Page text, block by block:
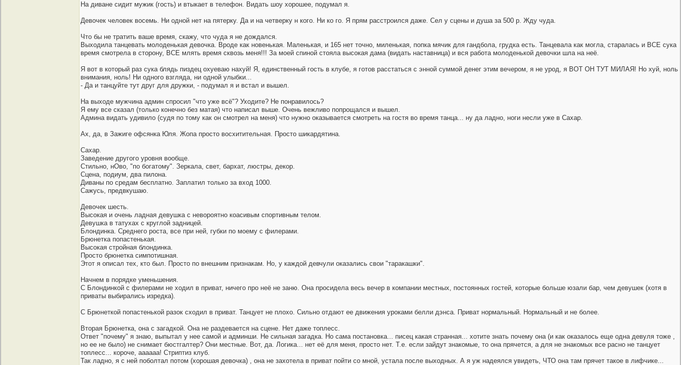
На диване сидит мужик (гость) и втыкает в телефон. Видать шоу хорошее, подумал я.
Девочек человек восемь. Ни одной нет на пятерку. Да и на четверку н кого. Ни ко го. Я прям расстроился даже. Сел у сцены и душа за 500 р. Жду чуда.
Что бы не тратить ваше время, скажу, что чуда я не дождался.
Выходила танцевать молоденькая девочка. Вроде как новенькая. Маленькая, и 165 нет точно, миленькая, попка мячик для гандбола, грудка есть. Танцевала как могла, старалась и ВСЕ сука
время смотрела в сторону, ВСЕ млять время сквозь меня!!! За моей спиной стояла высокая дама (видать наставница) и вся работа молоденькой девочки шла на неё.
Я вот в который раз сука блядь пиздец охуеваю нахуй! Я, единственный гость в клубе, я готов расстаться с энной суммой денег этим вечером, я не урод, я ВОТ ОН ТУТ МИЛАЯ! Но хуй, ноль
внимания, ноль! Ни одного взгляда, ни одной улыбки...
- Да и танцуйте тут друг для дружки, - подумал я и встал и вышел.
На выходе мужчина админ спросил "что уже всё"? Уходите? Не понравилось?
Я ему все сказал (только конечно без матая) что написал выше. Очень вежливо попрощался и вышел.
Админа видать удивило (судя по тому как он смотрел на меня) что нужно оказывается смотреть на гостя во время танца... ну да ладно, ноги несли уже в Сахар.
Ах, да, в Зажиге офсянка Юля. Жопа просто восхитительная. Просто шикардятина.
Сахар.
Заведение другого уровня вообще.
Стильно, нОво, "по богатому". Зеркала, свет, бархат, люстры, декор.
Сцена, подиум, два пилона.
Диваны по средам бесплатно. Заплатил только за вход 1000.
Сажусь, предвкушаю.
Девочек шесть.
Высокая и очень ладная девушка с невороятно коасивым спортивным телом.
Девушка в татухах с круглой задницей.
Блондинка. Среднего роста, все при ней, губки по моему с филерами.
Брюнетка попастенькая.
Высокая стройная блондинка.
Просто брюнетка симпотишная.
Этот я описал тех, кто был. Просто по внешним признакам. Но, у каждой девчули оказались свои "таракашки".
Начнем в порядке уменьшения.
С Блондинкой с филерами не ходил в приват, ничего про неё не заню. Она просидела весь вечер в компании местных, постоянных гостей, которые больше юзали бар, чем девушек (хотя в
приваты выбирались изредка).
С Брюнеткой попастенькой разок сходил в приват. Танцует не плохо. Сильно отдают ее движения уроками белли дэнса. Приват нормальный. Нормальный и не более.
Вторая Брюнетка, она с загадкой. Она не раздевается на сцене. Нет даже топлесс.
Ответ "почему" я знаю, выпытал у нее самой и админши. Не сильная загадка. Но сама постановка... писец какая странная... хотите знать почему она (и как оказалось еще одна девуля тоже ,
но ее не было) не снимает бюстгалтер? Они местные. Вот, да. Логика... нет её для меня, просто нет. Т.е. если зайдут знакомые, то она прячется, а для не знакомых все расно не танцует
топлесс... короче, аааааа! Стриптиз клуб.
Так ладно, я с ней поболтал потом (хорошая девочка) , она не захотела в приват пойти со мной, устала после выходных. А я уж надеялся увидеть, ЧТО она там прячет такое в лифчике...